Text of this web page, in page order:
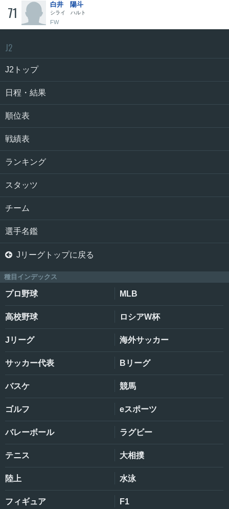
71 白井 陽斗
シライ ハルト
FW
J2
J2トップ
日程・結果
順位表
戦績表
ランキング
スタッツ
チーム
選手名鑑
 Jリーグトップに戻る
種目インデックス
プロ野球 MLB
高校野球 ロシアW杯
Jリーグ 海外サッカー
サッカー代表 Bリーグ
バスケ 競馬
ゴルフ eスポーツ
バレーボール ラグビー
テニス 大相撲
陸上 水泳
フィギュア F1